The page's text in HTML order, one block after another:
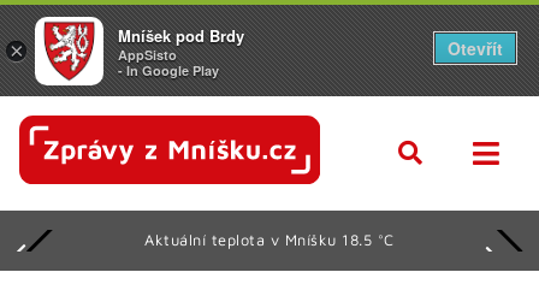
Aktuální teplota v Mníšku 18.5 °C
×
Mníšek pod Brdy
AppSisto
- In Google Play
Otevřít